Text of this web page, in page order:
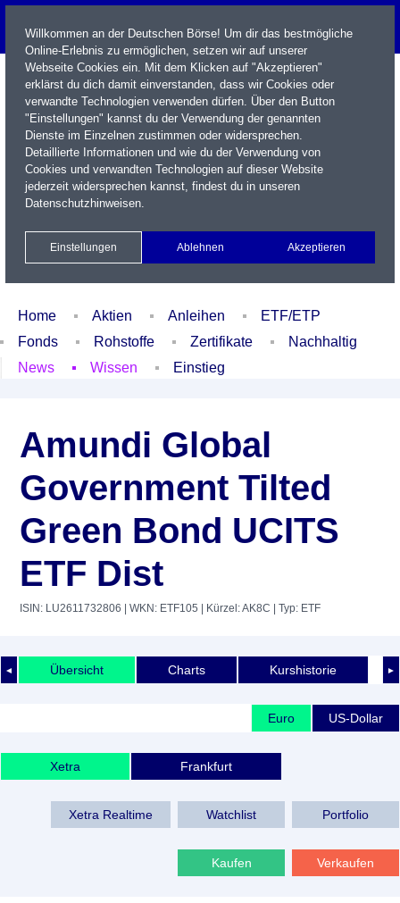
Name / WKN / ISIN / Kürzel
Xetra Realtime
Watchlist Portfolio Login
Home Aktien Anleihen
ETF/ETP
Fonds
Rohstoffe Zertifikate
Nachhaltig
News
Wissen Einstieg
Amundi Global
Government Tilted
Green Bond UCITS
ETF Dist
ISIN: LU2611732806 | WKN: ETF105 | Kürzel: AK8C | Typ: ETF
◄ ►
Übersicht Charts Kurshistorie
Euro US-Dollar
Xetra Frankfurt
Xetra Realtime Watchlist Portfolio
Kaufen Verkaufen
Willkommen an der Deutschen Börse! Um dir das bestmögliche
Online-Erlebnis zu ermöglichen, setzen wir auf unserer
Webseite Cookies ein. Mit dem Klicken auf "Akzeptieren"
erklärst du dich damit einverstanden, dass wir Cookies oder
verwandte Technologien verwenden dürfen. Über den Button
"Einstellungen" kannst du der Verwendung der genannten
Dienste im Einzelnen zustimmen oder widersprechen.
Detaillierte Informationen und wie du der Verwendung von
Cookies und verwandten Technologien auf dieser Website
jederzeit widersprechen kannst, findest du in unseren
Datenschutzhinweisen.
Einstellungen Ablehnen Akzeptieren